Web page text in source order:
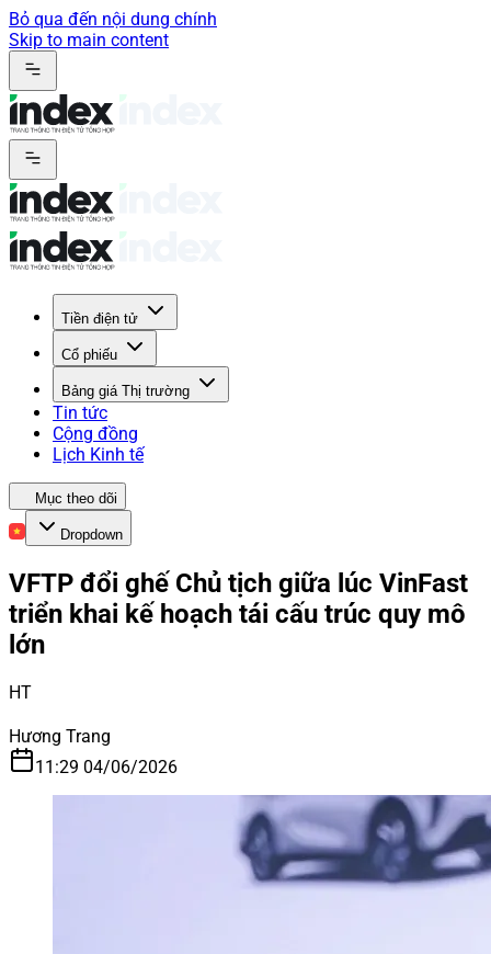
Bỏ qua đến nội dung chính
Skip to main content
Tiền điện tử
Cổ phiếu
Bảng giá Thị trường
Tin tức
Cộng đồng
Lịch Kinh tế
Mục theo dõi
Dropdown
VFTP đổi ghế Chủ tịch giữa lúc VinFast
triển khai kế hoạch tái cấu trúc quy mô
lớn
HT
Hương Trang
11:29 04/06/2026